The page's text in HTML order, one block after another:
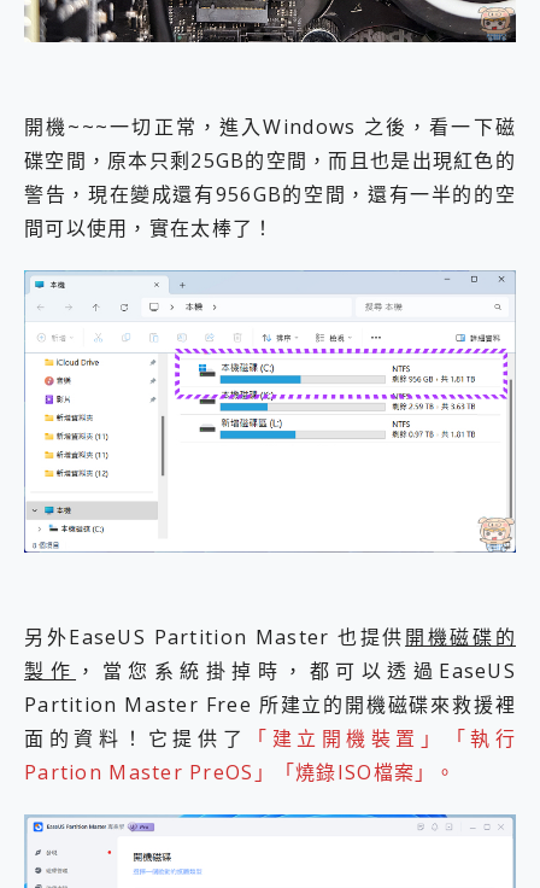
開機~~~一切正常，進入Windows 之後，看一下磁
碟空間，原本只剩25GB的空間，而且也是出現紅色的
警告，現在變成還有956GB的空間，還有一半的的空
間可以使用，實在太棒了！
另外EaseUS Partition Master 也提供開機磁碟的
製作 ，當您系統掛掉時，都可以透過EaseUS
Partition Master Free 所建立的開機磁碟來救援裡
面的資料！它提供了
「建立開機裝置」「執行
Partion Master PreOS」「燒錄ISO檔案」。